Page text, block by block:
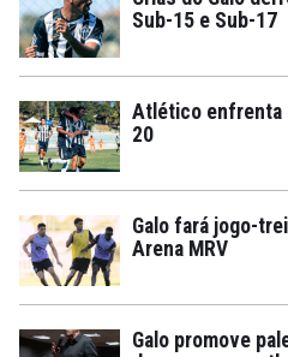
Sub-15 e Sub-17
Atlético enfrenta
20
Galo fará jogo-
Arena MRV
Galo promove